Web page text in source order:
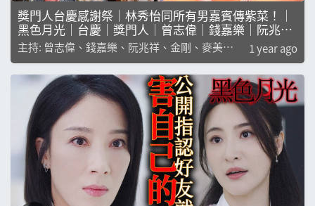
獎門人台慶感謝祭｜林秀怡同所有男嘉賓傳紫菜！｜
黑色月光｜台慶｜獎門人｜曾志偉｜錢嘉樂｜阮兆祥
｜金剛｜麥美恩｜林秀怡
主持: 曾志偉、錢嘉樂、阮兆祥、金剛、麥美
恩、林秀怡
1 year ago